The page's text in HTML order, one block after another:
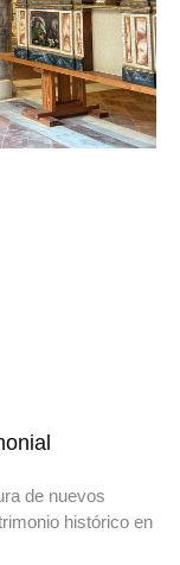
de nuevos
histórico en